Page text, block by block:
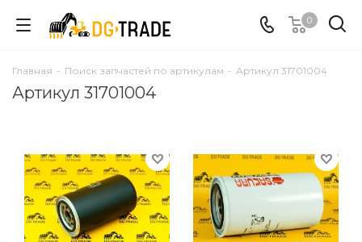
0
Главная - Поиск запчастей по артикулам - Артикул 31701004
Артикул 31701004